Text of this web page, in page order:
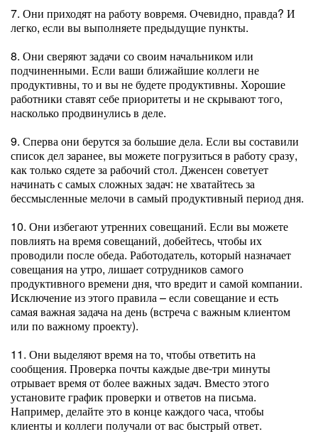
7. Они приходят на работу вовремя. Очевидно, правда? И
легко, если вы выполняете предыдущие пункты.
8. Они сверяют задачи со своим начальником или
подчиненными. Если ваши ближайшие коллеги не
продуктивны, то и вы не будете продуктивны. Хорошие
работники ставят себе приоритеты и не скрывают того,
насколько продвинулись в деле.
9. Сперва они берутся за большие дела. Если вы составили
список дел заранее, вы можете погрузиться в работу сразу,
как только сядете за рабочий стол. Дженсен советует
начинать с самых сложных задач: не хватайтесь за
бессмысленные мелочи в самый продуктивный период дня.
10. Они избегают утренних совещаний. Если вы можете
повлиять на время совещаний, добейтесь, чтобы их
проводили после обеда. Работодатель, который назначает
совещания на утро, лишает сотрудников самого
продуктивного времени дня, что вредит и самой компании.
Исключение из этого правила – если совещание и есть
самая важная задача на день (встреча с важным клиентом
или по важному проекту).
11. Они выделяют время на то, чтобы ответить на
сообщения. Проверка почты каждые две-три минуты
отрывает время от более важных задач. Вместо этого
установите график проверки и ответов на письма.
Например, делайте это в конце каждого часа, чтобы
клиенты и коллеги получали от вас быстрый ответ.